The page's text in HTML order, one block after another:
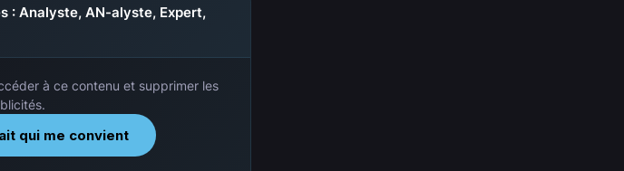
: Analyste, AN-alyste, Expert,
à ce contenu et supprimer les
qui me convient